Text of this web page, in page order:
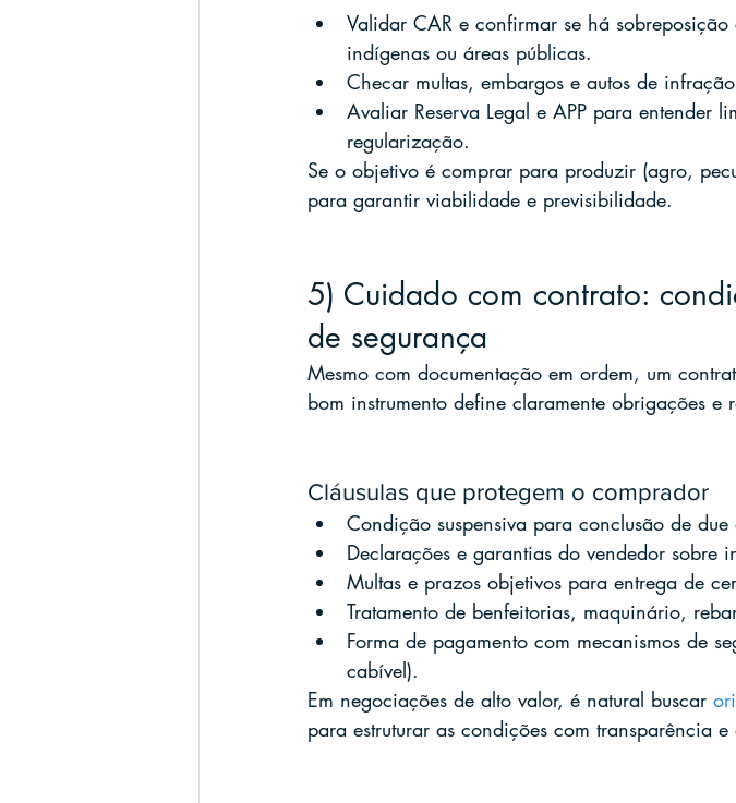
Validar CAR e confirmar se há
indígenas ou áreas públicas.
Checar multas, embargos e autos de
Avaliar Reserva Legal e APP para entender
regularização.
Se o objetivo é comprar para produzir (agro,
para garantir viabilidade e previsibilidade.
5) Cuidado com contrato:
de segurança
Mesmo com documentação em ordem, um
bom instrumento define claramente obrigações e
Cláusulas que protegem o comprador
Condição suspensiva para conclusão de
Declarações e garantias do vendedor sobre
Multas e prazos objetivos para entrega de
Tratamento de benfeitorias, maquinário,
Forma de pagamento com mecanismos de
cabível).
Em negociações de alto valor, é natural buscar
para estruturar as condições com transparência